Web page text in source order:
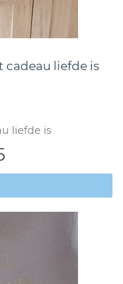
cadeau liefde is
liefde is